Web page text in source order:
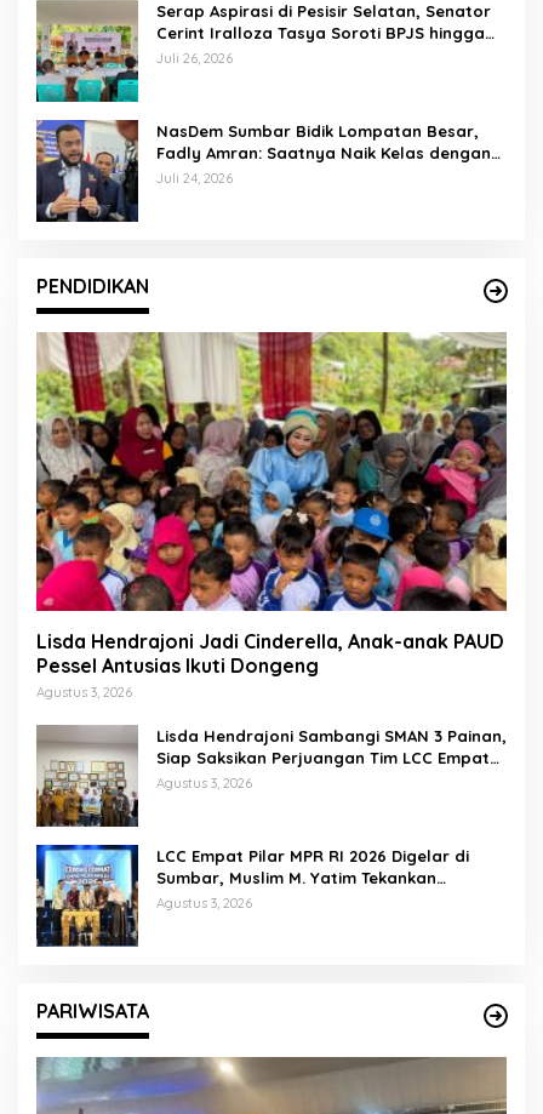
Serap Aspirasi di Pesisir Selatan, Senator
Cerint Iralloza Tasya Soroti BPJS hingga
Kurikulum Merdeka
Juli 26, 2026
NasDem Sumbar Bidik Lompatan Besar,
Fadly Amran: Saatnya Naik Kelas dengan
Kader Berkualitas
Juli 24, 2026
PENDIDIKAN
Lisda Hendrajoni Jadi Cinderella, Anak-anak PAUD
Pessel Antusias Ikuti Dongeng
Agustus 3, 2026
Lisda Hendrajoni Sambangi SMAN 3 Painan,
Siap Saksikan Perjuangan Tim LCC Empat
Pilar di Jakarta
Agustus 3, 2026
LCC Empat Pilar MPR RI 2026 Digelar di
Sumbar, Muslim M. Yatim Tekankan
Pentingnya Karakter Generasi Muda
Agustus 3, 2026
PARIWISATA